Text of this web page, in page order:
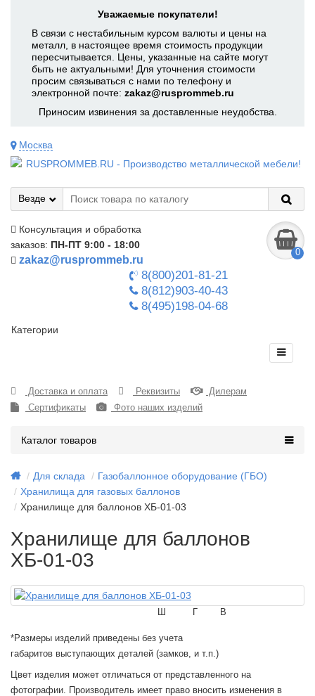
Уважаемые покупатели!
В связи с нестабильным курсом валюты и цены на
металл, в настоящее время стоимость продукции
пересчитывается. Цены, указанные на сайте могут
быть не актуальными! Для уточнения стоимости
просим связываться с нами по телефону и
электронной почте: zakaz@rusprommeb.ru
Приносим извинения за доставленные неудобства.
Москва
Везде
Консультация и обработка
заказов: ПН-ПТ 9:00 - 18:00
zakaz@rusprommeb.ru
8(800)201-81-21
8(812)903-40-43
8(495)198-04-68
0
Категории
Доставка и оплата Реквизиты
Дилерам
Сертификаты
Фото наших изделий
Каталог товаров
Для склада
Газобаллонное оборудование (ГБО)
Хранилища для газовых баллонов
Хранилище для баллонов ХБ-01-03
Хранилище для баллонов
ХБ-01-03
Ш В
Г
*Размеры изделий приведены без учета
габаритов выступающих деталей (замков, и т.п.)
Цвет изделия может отличаться от представленного на
фотографии. Производитель имеет право вносить изменения в